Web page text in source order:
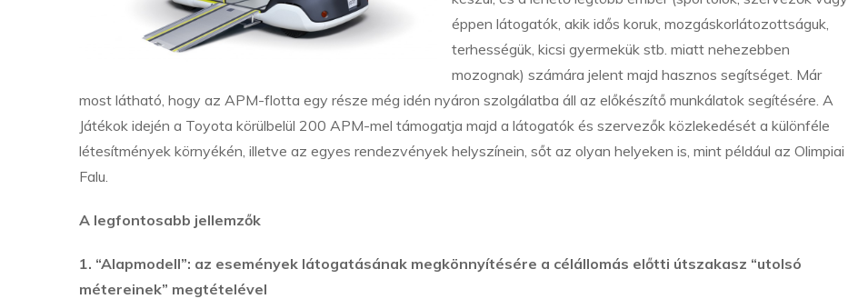
éppen látogatók, akik idős koruk, mozgáskorlátozottságuk,
terhességük, kicsi gyermekük stb. miatt nehezebben
mozognak) számára jelent majd hasznos segítséget. Már
most látható, hogy az APM-flotta egy része még idén nyáron szolgálatba áll az előkészítő munkálatok segítésére. A
Játékok idején a Toyota körülbelül 200 APM-mel támogatja majd a látogatók és szervezők közlekedését a különféle
létesítmények környékén, illetve az egyes rendezvények helyszínein, sőt az olyan helyeken is, mint például az Olimpiai
Falu.
A legfontosabb jellemzők
1. “Alapmodell”: az események látogatásának megkönnyítésére a célállomás előtti útszakasz “utolsó
métereinek” megtételével